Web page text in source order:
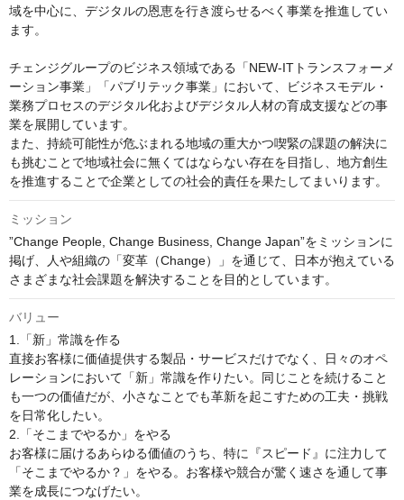
域を中心に、デジタルの恩恵を行き渡らせるべく事業を推進してい
ます。
チェンジグループのビジネス領域である「NEW-ITトランスフォーメ
ーション事業」「パブリテック事業」において、ビジネスモデル・
業務プロセスのデジタル化およびデジタル人材の育成支援などの事
業を展開しています。
また、持続可能性が危ぶまれる地域の重大かつ喫緊の課題の解決に
も挑むことで地域社会に無くてはならない存在を目指し、地方創生
を推進することで企業としての社会的責任を果たしてまいります。
ミッション
”Change People, Change Business, Change Japan”をミッションに
掲げ、人や組織の「変革（Change）」を通じて、日本が抱えている
さまざまな社会課題を解決することを目的としています。
バリュー
1.「新」常識を作る
直接お客様に価値提供する製品・サービスだけでなく、日々のオペ
レーションにおいて「新」常識を作りたい。同じことを続けること
も一つの価値だが、小さなことでも革新を起こすための工夫・挑戦
を日常化したい。
2.「そこまでやるか」をやる
お客様に届けるあらゆる価値のうち、特に『スピード』に注力して
「そこまでやるか？」をやる。お客様や競合が驚く速さを通して事
業を成長につなげたい。